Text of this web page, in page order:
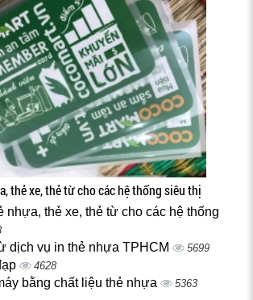
thẻ xe, thẻ từ cho các hệ thống siêu thị
nhựa, thẻ xe, thẻ từ cho các hệ thống
dịch vụ in thẻ nhựa TPHCM 5699
4628
bằng chất liệu thẻ nhựa 5363